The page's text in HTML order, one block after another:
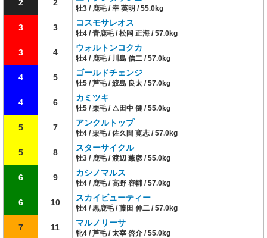
2 2
牡3 / 鹿毛 / 幸 英明 / 55.0kg
3 3 コスモサレオス
牡4 / 青鹿毛 / 松岡 正海 / 57.0kg
3 4 ウォルトンコクカ
牡4 / 鹿毛 / 川島 信二 / 57.0kg
4 5 ゴールドチェンジ
牡5 / 芦毛 / 鮫島 良太 / 57.0kg
4 6 カミツキ
牡5 / 栗毛 / △田中 健 / 55.0kg
5 7 アンクルトップ
牡4 / 栗毛 / 佐久間 寛志 / 57.0kg
5 8 スターサイクル
牡3 / 鹿毛 / 渡辺 薫彦 / 55.0kg
6 9 カシノマルス
牡4 / 鹿毛 / 高野 容輔 / 57.0kg
6 10 スカイビューティー
牡4 / 黒鹿毛 / 藤田 伸二 / 57.0kg
7 11 マルノリーサ
牝4 / 芦毛 / 太宰 啓介 / 55.0kg